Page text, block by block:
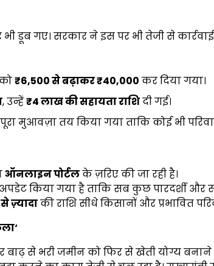
डूब गए। सरकार ने इस पर भी तेजी से
₹6,500से बढ़ाकर₹40,000 कर दिया गया।
, उन्हें₹4लाख की सहायता राशिदी गई।
मुआवज़ा तय किया गया ताकि कोई भी
ऑनलाइन पोर्टलके ज़रिए की जा रही है।
किया गया है ताकि सब कुछ पारदर्शी और
ज़्यादाकी राशि सीधे किसानों और प्रभावित
‘
बाढ़ से भरी जमीन को फिर से खेती योग्य